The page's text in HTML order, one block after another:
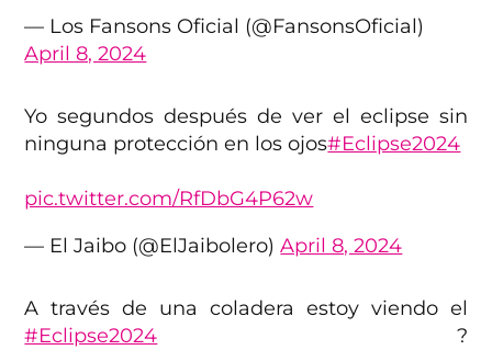
— Los Fansons Oficial (@FansonsOficial)
April 8, 2024
Yo segundos después de ver el eclipse sin
ninguna protección en los ojos#Eclipse2024
pic.twitter.com/RfDbG4P62w
— El Jaibo (@ElJaibolero)April 8, 2024
A través de una coladera estoy viendo el
#Eclipse2024 ?